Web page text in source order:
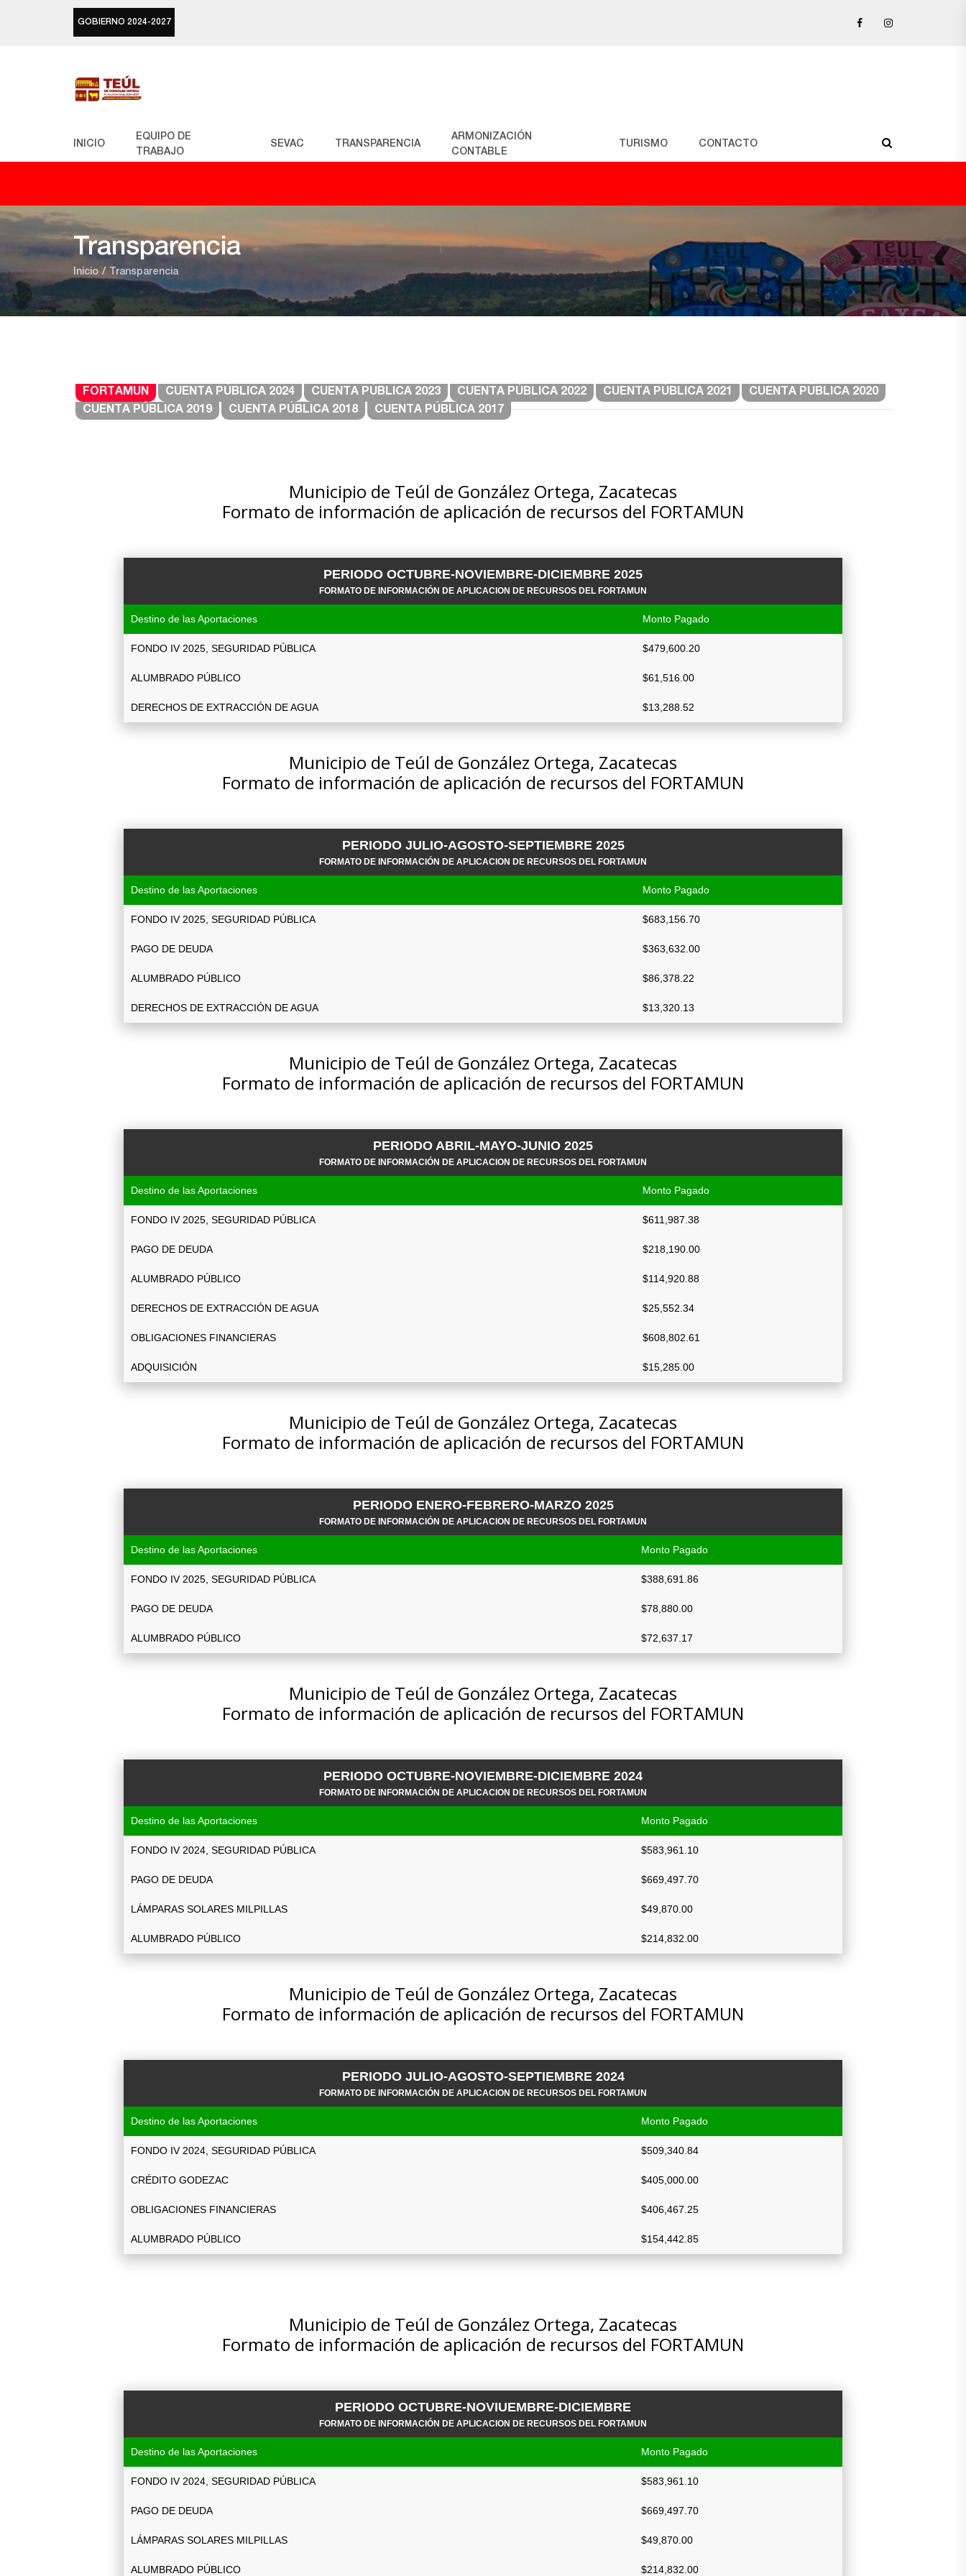
GOBIERNO 2024-2027
INICIO
EQUIPO DE
TRABAJO
SEVAC TRANSPARENCIA
ARMONIZACIÓN
CONTABLE
TURISMO CONTACTO
Transparencia
Inicio Transparencia
FORTAMUN CUENTA PÚBLICA 2024 CUENTA PÚBLICA 2023 CUENTA PÚBLICA 2022 CUENTA PÚBLICA 2021
CUENTA PÚBLICA 2020
CUENTA PÚBLICA 2019
CUENTA PÚBLICA 2018 CUENTA PÚBLICA 2017
Municipio de Teúl de González Ortega, Zacatecas
Formato de información de aplicación de recursos del FORTAMUN
PERIODO OCTUBRE-NOVIEMBRE-DICIEMBRE 2025
FORMATO DE INFORMACIÓN DE APLICACION DE RECURSOS DEL FORTAMUN
Destino de las Aportaciones Monto Pagado
FONDO IV 2025, SEGURIDAD PÚBLICA $479,600.20
ALUMBRADO PÚBLICO $61,516.00
DERECHOS DE EXTRACCIÓN DE AGUA $13,288.52
Municipio de Teúl de González Ortega, Zacatecas
Formato de información de aplicación de recursos del FORTAMUN
PERIODO JULIO-AGOSTO-SEPTIEMBRE 2025
FORMATO DE INFORMACIÓN DE APLICACION DE RECURSOS DEL FORTAMUN
Destino de las Aportaciones Monto Pagado
FONDO IV 2025, SEGURIDAD PÚBLICA $683,156.70
PAGO DE DEUDA $363,632.00
ALUMBRADO PÚBLICO $86,378.22
DERECHOS DE EXTRACCIÓN DE AGUA $13,320.13
Municipio de Teúl de González Ortega, Zacatecas
Formato de información de aplicación de recursos del FORTAMUN
PERIODO ABRIL-MAYO-JUNIO 2025
FORMATO DE INFORMACIÓN DE APLICACION DE RECURSOS DEL FORTAMUN
Destino de las Aportaciones Monto Pagado
FONDO IV 2025, SEGURIDAD PÚBLICA $611,987.38
PAGO DE DEUDA $218,190.00
ALUMBRADO PÚBLICO $114,920.88
DERECHOS DE EXTRACCIÓN DE AGUA $25,552.34
OBLIGACIONES FINANCIERAS $608,802.61
ADQUISICIÓN $15,285.00
Municipio de Teúl de González Ortega, Zacatecas
Formato de información de aplicación de recursos del FORTAMUN
PERIODO ENERO-FEBRERO-MARZO 2025
FORMATO DE INFORMACIÓN DE APLICACION DE RECURSOS DEL FORTAMUN
Destino de las Aportaciones Monto Pagado
FONDO IV 2025, SEGURIDAD PÚBLICA $388,691.86
PAGO DE DEUDA $78,880.00
ALUMBRADO PÚBLICO $72,637.17
Municipio de Teúl de González Ortega, Zacatecas
Formato de información de aplicación de recursos del FORTAMUN
PERIODO OCTUBRE-NOVIEMBRE-DICIEMBRE 2024
FORMATO DE INFORMACIÓN DE APLICACION DE RECURSOS DEL FORTAMUN
Destino de las Aportaciones Monto Pagado
FONDO IV 2024, SEGURIDAD PÚBLICA $583,961.10
PAGO DE DEUDA $669,497.70
LÁMPARAS SOLARES MILPILLAS $49,870.00
ALUMBRADO PÚBLICO $214,832.00
Municipio de Teúl de González Ortega, Zacatecas
Formato de información de aplicación de recursos del FORTAMUN
PERIODO JULIO-AGOSTO-SEPTIEMBRE 2024
FORMATO DE INFORMACIÓN DE APLICACION DE RECURSOS DEL FORTAMUN
Destino de las Aportaciones Monto Pagado
FONDO IV 2024, SEGURIDAD PÚBLICA $509,340.84
CRÉDITO GODEZAC $405,000.00
OBLIGACIONES FINANCIERAS $406,467.25
ALUMBRADO PÚBLICO $154,442.85
Municipio de Teúl de González Ortega, Zacatecas
Formato de información de aplicación de recursos del FORTAMUN
PERIODO OCTUBRE-NOVIUEMBRE-DICIEMBRE
FORMATO DE INFORMACIÓN DE APLICACION DE RECURSOS DEL FORTAMUN
Destino de las Aportaciones Monto Pagado
FONDO IV 2024, SEGURIDAD PÚBLICA $583,961.10
PAGO DE DEUDA $669,497.70
LÁMPARAS SOLARES MILPILLAS $49,870.00
ALUMBRADO PÚBLICO $214,832.00